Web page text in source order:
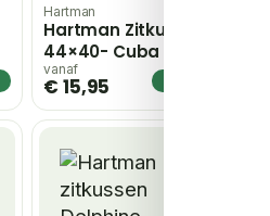
Hartman
Hartman Zitkussen
44×40- Cuba Green –
groen
vanaf
€ 15,95